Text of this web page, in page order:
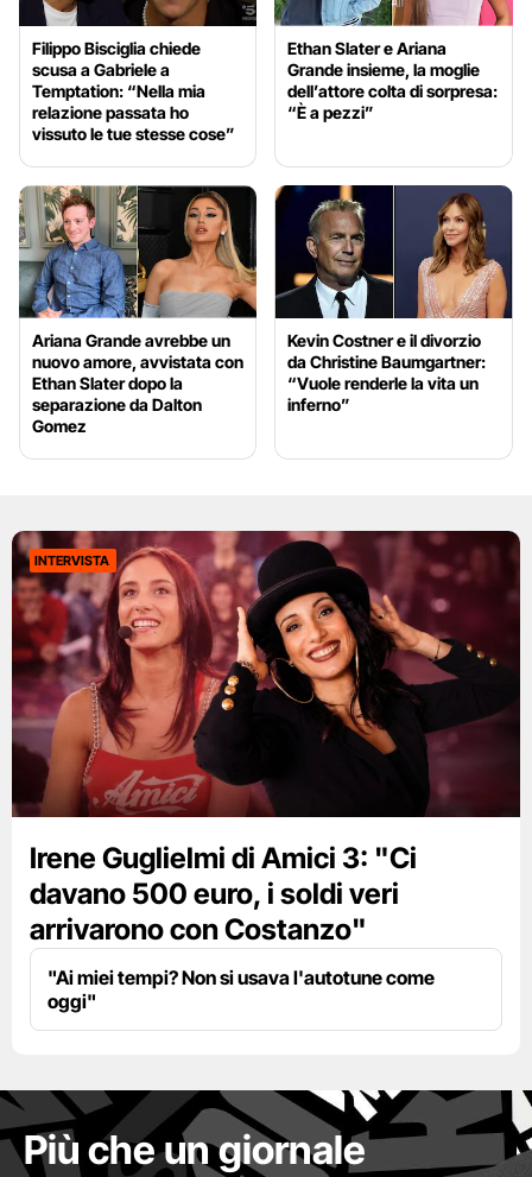
Filippo Bisciglia chiede
scusa a Gabriele a
Temptation: “Nella mia
relazione passata ho
vissuto le tue stesse cose”
Ethan Slater e Ariana
Grande insieme, la moglie
dell’attore colta di sorpresa:
“È a pezzi”
Ariana Grande avrebbe un
nuovo amore, avvistata con
Ethan Slater dopo la
separazione da Dalton
Gomez
Kevin Costner e il divorzio
da Christine Baumgartner:
“Vuole renderle la vita un
inferno”
INTERVISTA
Irene Guglielmi di Amici 3: "Ci
davano 500 euro, i soldi veri
arrivarono con Costanzo"
"Ai miei tempi? Non si usava l'autotune come
oggi"
Più che un giornale